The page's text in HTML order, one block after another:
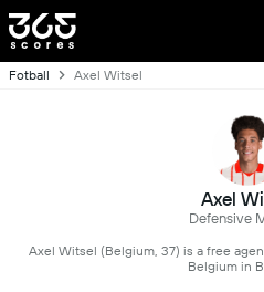
Fotball Axel Witsel
Axel
Defensive
Axel Witsel (Belgium, 37) is a free
Belgium in